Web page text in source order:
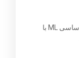
برای بهبود مهارت های خود در زمینه های اساسی ML با